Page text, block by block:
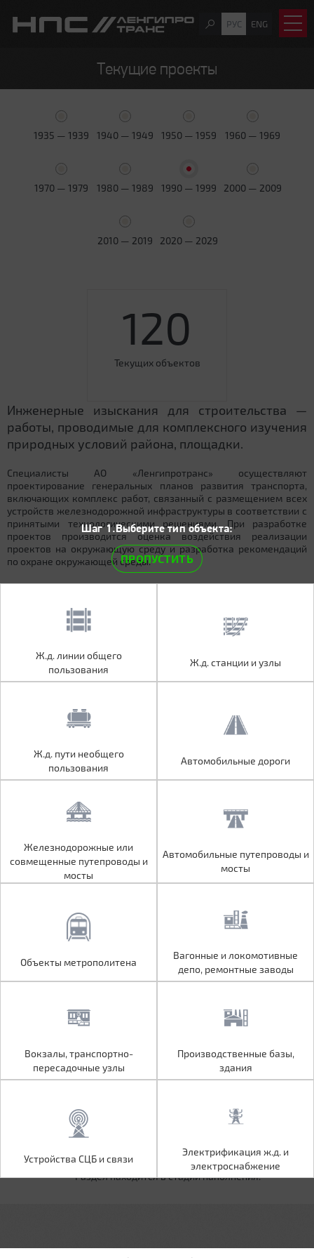
РУС ENG
Текущие проекты
1935 — 1939 1940 — 1949 1950 — 1959 1960 — 1969
1970 — 1979 1980 — 1989 1990 — 1999 2000 — 2009
2010 — 2019 2020 — 2029
120
Текущих объектов
Инженерные изыскания для строительства —
работы, проводимые для комплексного изучения
природных условий района, площадки.
Специалисты АО «Ленгипротранс» осуществляют
проектирование генеральных планов развития транспорта,
включающих комплекс работ, связанный с размещением всех
устройств железнодорожной инфраструктуры в соответствии с
принятыми технологическими решениями. При разработке
проектов производится оценка воздействия реализации
проектов на окружающую среду и разработка рекомендаций
по охране окружающей среды.
Ж.д. линии общего
пользования
Ж.д. пути необщего
пользования
Автомобильные дороги
Железнодорожные или
совмещенные путепроводы и
мосты
Автомобильные путепроводы и
мосты
Вагонные и локомотивные
Вокзалы, транспортно-
пересадочные узлы
Производственные базы,
Электрификация ж.д. и
электроснабжение
Шаг 1.Выберите тип объекта:
ПРОПУСТИТЬ
Ж.д. линии общего
пользования
Ж.д. станции и узлы
Ж.д. пути необщего
пользования
Автомобильные дороги
Железнодорожные или
совмещенные путепроводы и
мосты
Автомобильные путепроводы и
мосты
Объекты метрополитена
Вагонные и локомотивные
депо, ремонтные заводы
Вокзалы, транспортно-
пересадочные узлы
Производственные базы,
здания
Устройства СЦБ и связи
Электрификация ж.д. и
электроснабжение
Раздел находится в стадии наполнения.